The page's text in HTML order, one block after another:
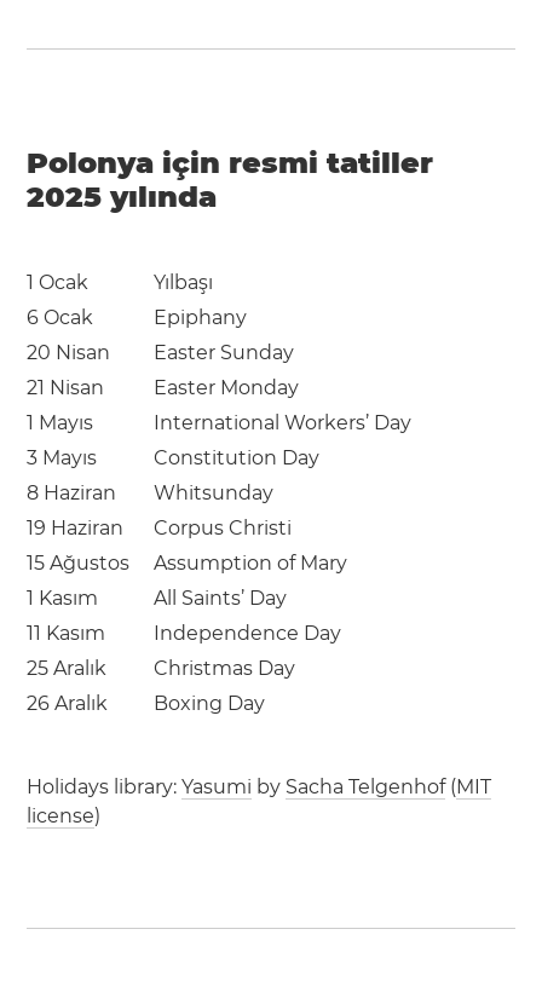
Polonya için resmi tatiller
2025 yılında
1 Ocak
Yılbaşı
6 Ocak
Epiphany
20 Nisan
Easter Sunday
21 Nisan
Easter Monday
1 Mayıs
International Workers’ Day
3 Mayıs
Constitution Day
8 Haziran
Whitsunday
19 Haziran
Corpus Christi
15 Ağustos
Assumption of Mary
1 Kasım
All Saints’ Day
11 Kasım
Independence Day
25 Aralık
Christmas Day
26 Aralık
Boxing Day
Holidays library:Yasumi by Sacha Telgenhof(MIT
license)